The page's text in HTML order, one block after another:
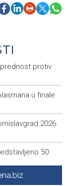
protiv
u finale
2026.
50
2026